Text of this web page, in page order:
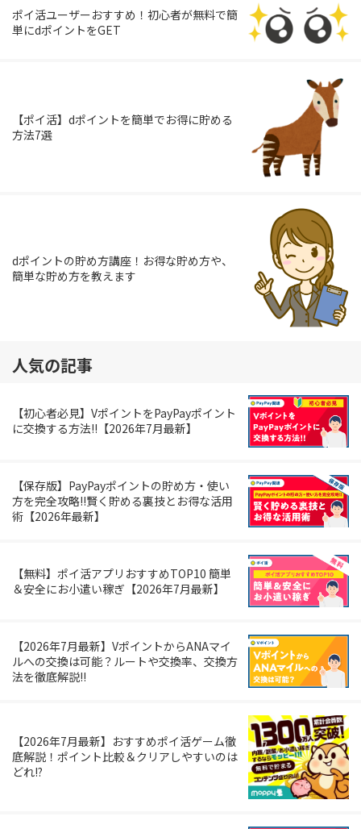
ポイ活ユーザーおすすめ！初心者が無料で簡
単にdポイントをGET
【ポイ活】dポイントを簡単でお得に貯める
方法7選
dポイントの貯め方講座！お得な貯め方や、
簡単な貯め方を教えます
人気の記事
【初心者必見】VポイントをPayPayポイント
に交換する方法!!【2026年7月最新】
【保存版】PayPayポイントの貯め方・使い
方を完全攻略!!賢く貯める裏技とお得な活用
術【2026年最新】
【無料】ポイ活アプリおすすめTOP10 簡単
＆安全にお小遣い稼ぎ【2026年7月最新】
【2026年7月最新】VポイントからANAマイ
ルへの交換は可能？ルートや交換率、交換方
法を徹底解説!!
【2026年7月最新】おすすめポイ活ゲーム徹
底解説！ポイント比較＆クリアしやすいのは
どれ!?